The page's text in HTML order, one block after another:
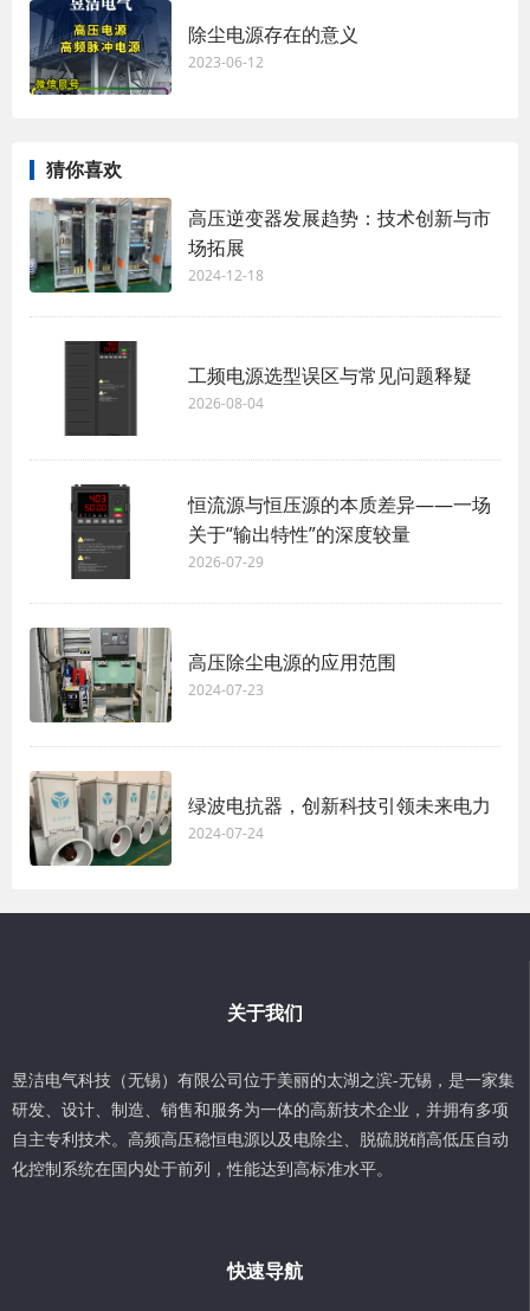
除尘电源存在的意义
2023-06-12
猜你喜欢
高压逆变器发展趋势：技术创新与市
场拓展
2024-12-18
工频电源选型误区与常见问题释疑
2026-08-04
恒流源与恒压源的本质差异——一场
关于“输出特性”的深度较量
2026-07-29
高压除尘电源的应用范围
2024-07-23
绿波电抗器，创新科技引领未来电力
2024-07-24
关于我们
昱洁电气科技（无锡）有限公司位于美丽的太湖之滨-无锡，是一家集
研发、设计、制造、销售和服务为一体的高新技术企业，并拥有多项
自主专利技术。高频高压稳恒电源以及电除尘、脱硫脱硝高低压自动
化控制系统在国内处于前列，性能达到高标准水平。
快速导航